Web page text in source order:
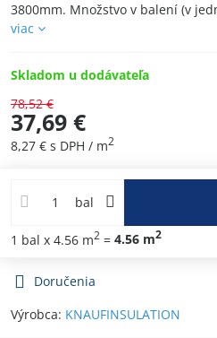
3800mm. Množstvo v balení (v
viac
Skladom u dodávateľa
78,52 €
37,69 €
8,27 € s DPH / m2
bal
1 bal x 4.56 m2 = 4.56 m2
Doručenia
Výrobca: KNAUFINSULATION